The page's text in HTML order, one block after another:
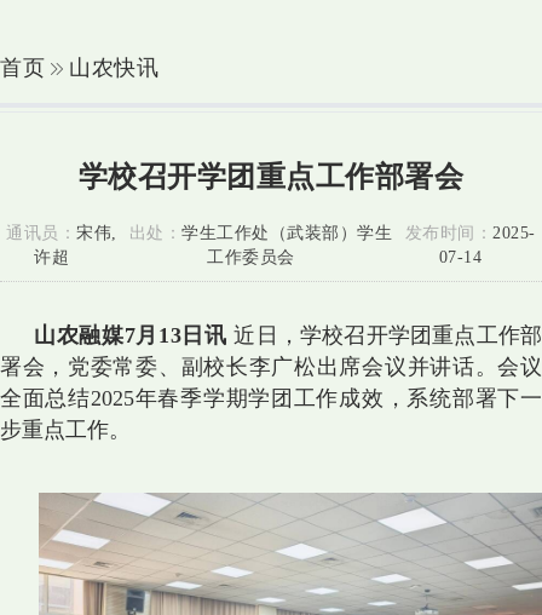
首页 山农快讯
学校召开学团重点工作部署会
通讯员：宋伟,
许超
出处：学生工作处（武装部）学生
工作委员会
发布时间： 2025-
07-14
山农融媒7月13日讯 近日，学校召开学团重点工作部
署会，党委常委、副校长李广松出席会议并讲话。会议
全面总结2025年春季学期学团工作成效，系统部署下一
步重点工作。